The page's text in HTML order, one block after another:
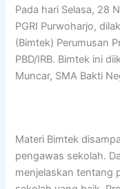
Pada hari Selasa, 28
PGRI Purwoharjo,
(Bimtek) Perumusan
PBD/IRB. Bimtek ini
Muncar, SMA Bakti
Materi Bimtek
pengawas sekolah.
menjelaskan tentang